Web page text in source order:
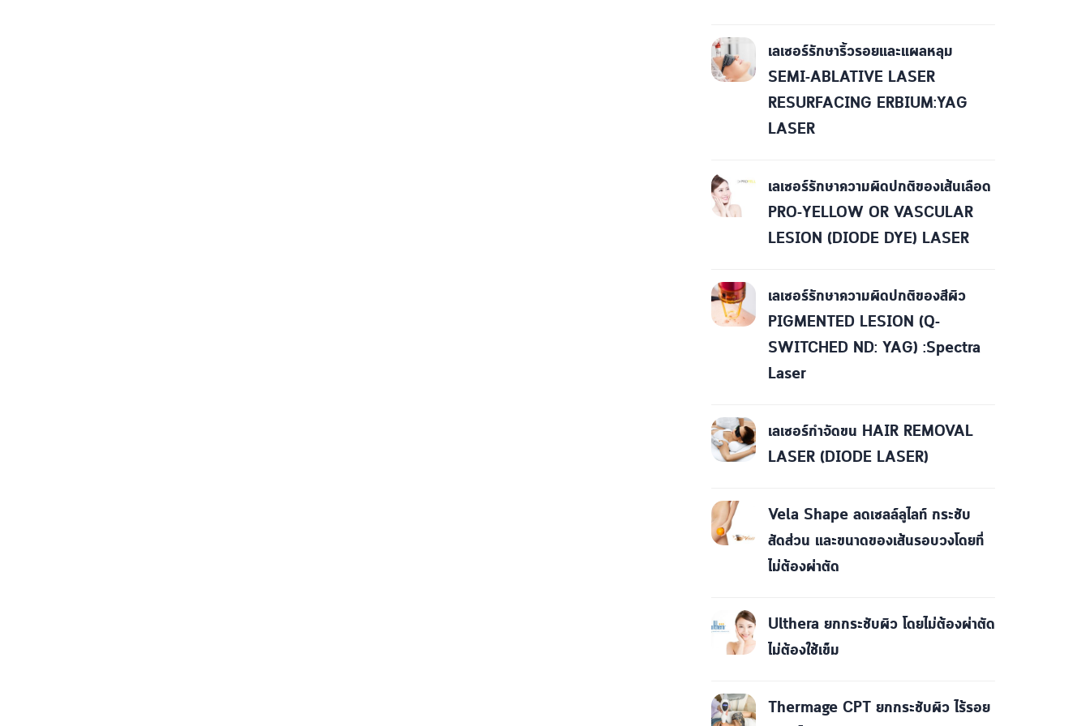
เลเซอร์รักษาริ้วรอยและแผลหลุม
SEMI-ABLATIVE LASER
RESURFACING ERBIUM:YAG
LASER
เลเซอร์รักษาความผิดปกติของเส้นเลือด
PRO-YELLOW OR VASCULAR
LESION (DIODE DYE) LASER
เลเซอร์รักษาความผิดปกติของสีผิว
PIGMENTED LESION (Q-
SWITCHED ND: YAG) :Spectra
Laser
เลเซอร์กำจัดขน HAIR REMOVAL
LASER (DIODE LASER)
Vela Shape ลดเซลล์ลูไลท์ กระชับ
สัดส่วน และขนาดของเส้นรอบวงโดยที่
ไม่ต้องผ่าตัด
Ulthera ยกกระชับผิว โดยไม่ต้องผ่าตัด
ไม่ต้องใช้เข็ม
Thermage CPT ยกกระชับผิว ไร้รอย